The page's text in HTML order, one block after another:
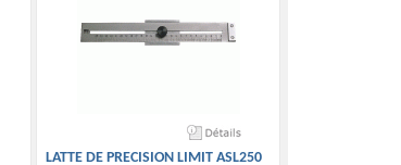
LATTE DE PRECISION LIMIT ASL250